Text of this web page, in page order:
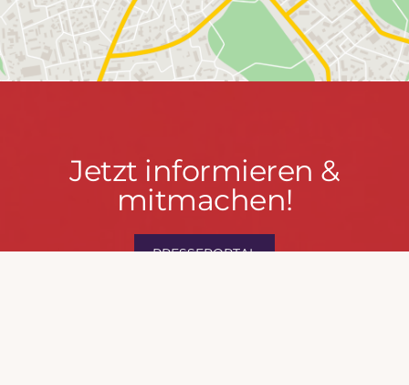
Jetzt
informieren
mitmachen!
Jetzt informieren &
mitmachen!
PRESSEPORTAL